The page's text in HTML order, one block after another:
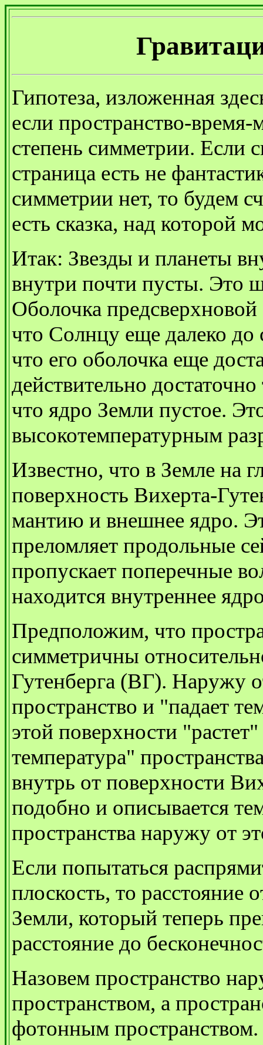
Гипотеза, изложенная
если пространство-
степень симметрии. Если
страница есть не
симметрии нет, то будем
есть сказка, над которой
Итак: Звезды и планеты
внутри почти пусты. Это
Оболочка предсверхновой
что Солнцу еще далеко до
что его оболочка еще
действительно
что ядро Земли пустое.
высокотемпературным
Известно, что в Земле на
поверхность Вихерта-
мантию и внешнее ядро.
преломляет продольные
пропускает поперечные
находится внутреннее
Предположим, что
симметричны
Гутенберга (ВГ). Наружу
пространство и "падает
этой поверхности
температура"
внутрь от поверхности
подобно и описывается
пространства наружу от
Если попытаться
плоскость, то расстояние
Земли, который теперь
расстояние до
Назовем пространство
пространством, а
фотонным пространством.